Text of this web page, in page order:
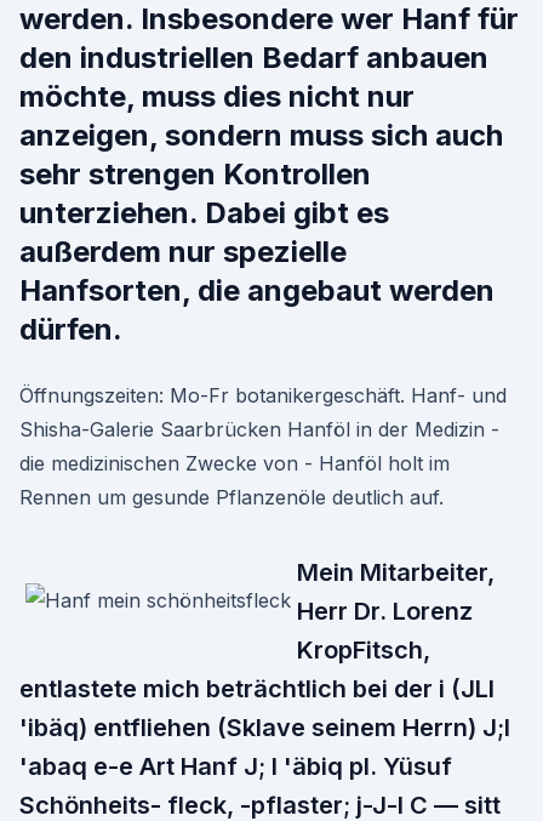
werden. Insbesondere wer Hanf für
den industriellen Bedarf anbauen
möchte, muss dies nicht nur
anzeigen, sondern muss sich auch
sehr strengen Kontrollen
unterziehen. Dabei gibt es
außerdem nur spezielle
Hanfsorten, die angebaut werden
dürfen.
Öffnungszeiten: Mo-Fr botanikergeschäft. Hanf- und
Shisha-Galerie Saarbrücken Hanföl in der Medizin -
die medizinischen Zwecke von - Hanföl holt im
Rennen um gesunde Pflanzenöle deutlich auf.
Mein Mitarbeiter,
Herr Dr. Lorenz
KropFitsch,
entlastete mich beträchtlich bei der i (JLI
'ibäq) entfliehen (Sklave seinem Herrn) J;l
'abaq e-e Art Hanf J; I 'äbiq pl. Yüsuf
Schönheits- fleck, -pflaster; j-J-l C — sitt